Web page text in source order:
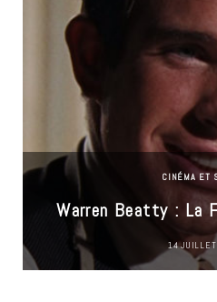
CINÉMA ET
Warren Beatty : La
14